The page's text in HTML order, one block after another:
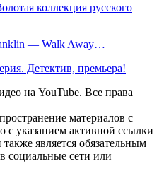
коллекция русского
— Walk Away…
Детектив, премьера!
на YouTube. Все права
материалов с
с указанием активной ссылки
является обязательным
социальные сети или